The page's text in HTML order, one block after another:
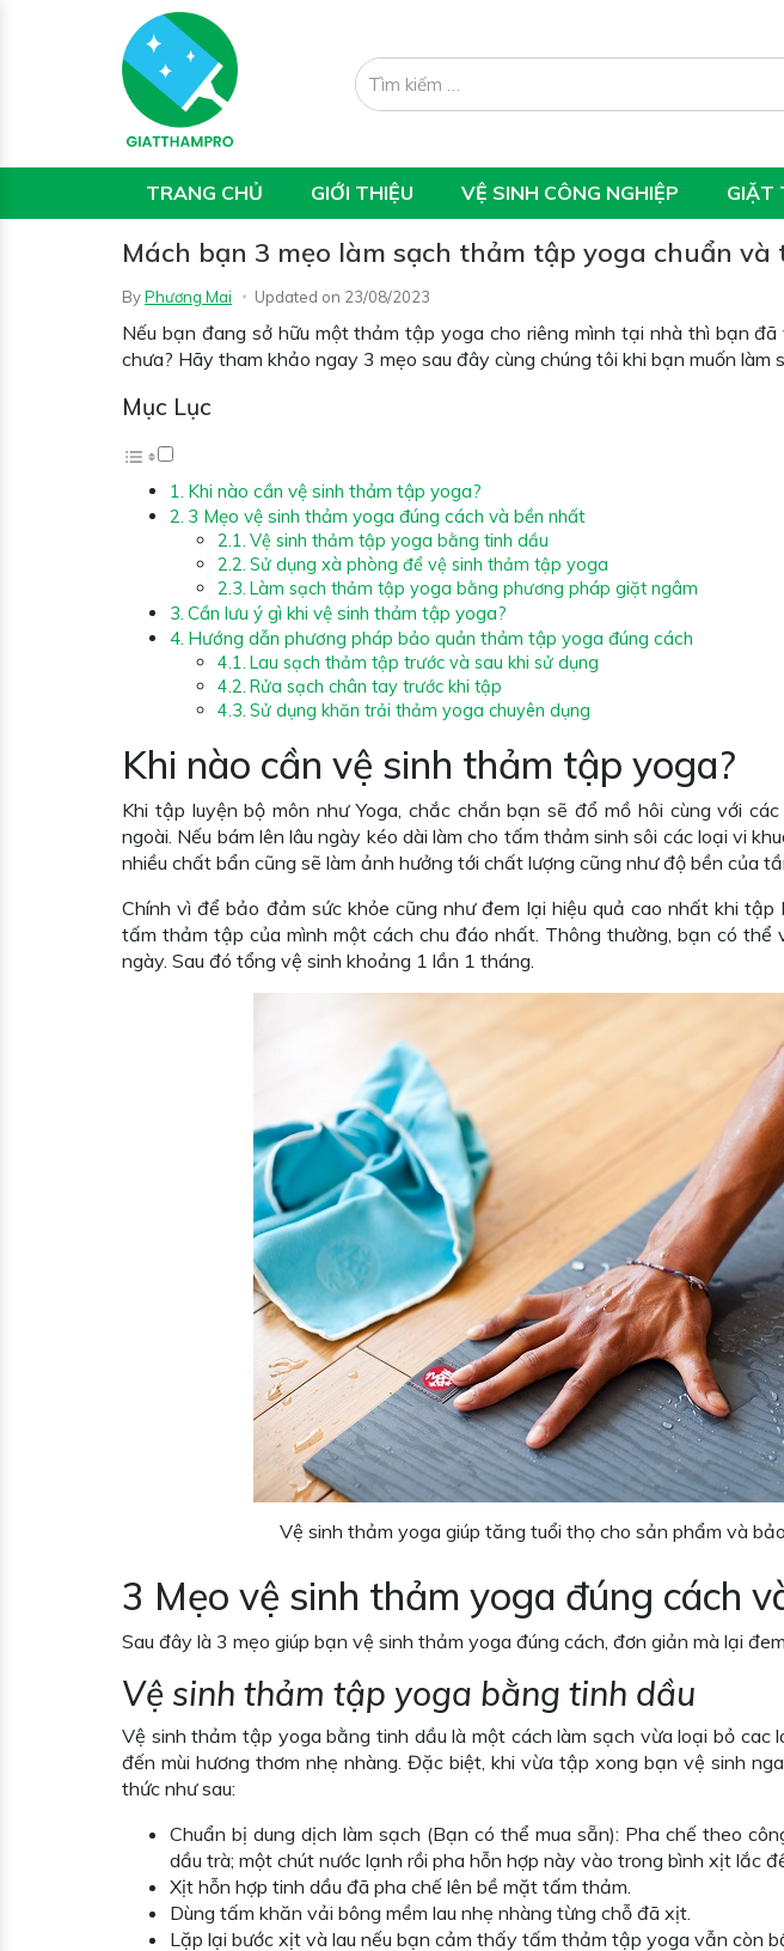
TRANG CHỦ GIỚI THIỆU VỆ SINH CÔNG NGHIỆP GIẶT
Mách bạn 3 mẹo làm sạch thảm tập yoga chuẩn
ByPhương Mai Updated on 23/08/2023
Nếu bạn đang sở hữu một thảm tập yoga cho riêng mình tại nhà thì bạn
chưa? Hãy tham khảo ngay 3 mẹo sau đây cùng chúng tôi khi bạn muốn
Mục Lục
Khi nào cần vệ sinh thảm tập yoga?
3 Mẹo vệ sinh thảm yoga đúng cách và bền nhất
Vệ sinh thảm tập yoga bằng tinh dầu
Sử dụng xà phòng để vệ sinh thảm tập yoga
Làm sạch thảm tập yoga bằng phương pháp giặt ngâm
Cần lưu ý gì khi vệ sinh thảm tập yoga?
Hướng dẫn phương pháp bảo quản thảm tập yoga đúng cách
Lau sạch thảm tập trước và sau khi sử dụng
Rửa sạch chân tay trước khi tập
Sử dụng khăn trải thảm yoga chuyên dụng
Khi nào cần vệ sinh thảm tập yoga?
Khi tập luyện bộ môn như Yoga, chắc chắn bạn sẽ đổ mồ hôi cùng với
ngoài. Nếu bám lên lâu ngày kéo dài làm cho tấm thảm sinh sôi các loại vi
nhiều chất bẩn cũng sẽ làm ảnh hưởng tới chất lượng cũng như độ bền của
Chính vì để bảo đảm sức khỏe cũng như đem lại hiệu quả cao nhất khi tập
tấm thảm tập của mình một cách chu đáo nhất. Thông thường, bạn có thể
ngày. Sau đó tổng vệ sinh khoảng 1 lần 1 tháng.
Vệ sinh thảm yoga giúp tăng tuổi thọ cho sản phẩm và
3 Mẹo vệ sinh thảm yoga đúng cách
Sau đây là 3 mẹo giúp bạn vệ sinh thảm yoga đúng cách, đơn giản mà lại
Vệ sinh thảm tập yoga bằng tinh dầu
Vệ sinh thảm tập yoga bằng tinh dầu là một cách làm sạch vừa loại bỏ cac
đến mùi hương thơm nhẹ nhàng. Đặc biệt, khi vừa tập xong bạn vệ sinh
thức như sau:
Chuẩn bị dung dịch làm sạch (Bạn có thể mua sẵn): Pha chế theo
dầu trà; một chút nước lạnh rồi pha hỗn hợp này vào trong bình xịt lắc
Xịt hỗn hợp tinh dầu đã pha chế lên bề mặt tấm thảm.
Dùng tấm khăn vải bông mềm lau nhẹ nhàng từng chỗ đã xịt.
Lặp lại bước xịt và lau nếu bạn cảm thấy tấm thảm tập yoga vẫn còn